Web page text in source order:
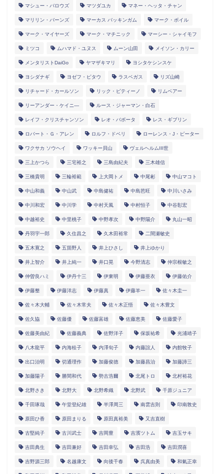
マシュー・バロウズ マツダユカ マネー・ヘッタ・チャン
マリリン・バーンズ マーカス バッキンガム マーク・ボイル
マーク・マイヤーズ マーク・マチニック マーシー・シャイモフ
ミツコ ムハマド・ユヌス ムーン山田 メイソン・カリー
メンタリストDaiGo ヤマザキマリ ヨシタケシンスケ
ヨシダナギ ヨゼフ・ピタウ ラスベガス リズ山崎
リチャード・カールソン リック・ピティーノ リムベアー
リーアンダー・ケイニ― ルース・ジャーマン・白石
レイフ・クリスチャンソン レオ・バボータ レス・ギブリン
ロバート・Ｇ・アレン ロルフ・ドベリ ローレンス・J・ピーター
ワクサカ ソウヘイ ワッキー貝山 ヴェルヘルムIII世
三上かつら 三宅裕之 三島由紀夫 三木雄信
三橋貴明 三輪裕範 上大岡トメ 中尾彬 中山マコト
中山和義 中山武 中島健祐 中島芭旺 中川いさみ
中川和宏 中川学 中村天風 中村恒子 中谷彰宏
中越裕史 中里桃子 中野孝次 中野陽介 丸山一昭
丹羽宇一郎 久住昌之 久木田裕常 二間瀬敏史
五木寛之 五箇野人 井上ひさし 井上ゆかり
井上智介 井上純一 井口晃 今野清志 仲宗根敏之
仲曽良ハミ 伊丹十三 伊東明 伊藤亜衣 伊藤佑介
伊藤整 伊藤洋志 伊藤真 伊藤羊一 佐々木圭一
佐々木大輔 佐々木常夫 佐々木正悟 佐々木豊文
佐久協 佐藤優 佐藤富雄 佐藤恵美 佐藤愛子
佐藤美由紀 佐藤義典 佐野洋子 保坂祐希 光浦靖子
八木龍平 内海桂子 内澤旬子 内藤誼人 内館牧子
出口治明 切通理作 加藤俊徳 加藤昌治 加藤諦三
加藤陽子 勝間和代 勢古浩爾 北尾トロ 北村裕花
北野さき 北野大 北野希織 北野武 千原ジュニア
千田琢哉 午堂登紀雄 半澤周三 南雲吉則 印南敦史
原田ひ香 原田まりる 原田真裕美 又吉直樹
古堅純子 古川武士 吉岡豊 吉濱ツトム 吉玉サキ
吉田典生 吉田兼好 吉田幸弘 吉田浩 吉田潤喜
吉野源三郎 名越康文 向後千春 呉真由美 和氣正幸